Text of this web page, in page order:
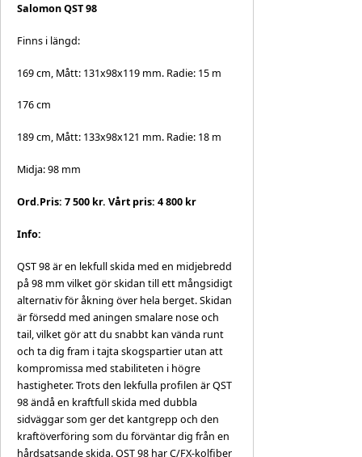
Salomon QST 98
Finns i längd:
169 cm, Mått: 131x98x119 mm. Radie: 15 m
176 cm
189 cm, Mått: 133x98x121 mm. Radie: 18 m
Midja: 98 mm
Ord.Pris: 7 500 kr. Vårt pris: 4 800 kr
Info:
QST 98 är en lekfull skida med en midjebredd
på 98 mm vilket gör skidan till ett mångsidigt
alternativ för åkning över hela berget. Skidan
är försedd med aningen smalare nose och
tail, vilket gör att du snabbt kan vända runt
och ta dig fram i tajta skogspartier utan att
kompromissa med stabiliteten i högre
hastigheter. Trots den lekfulla profilen är QST
98 ändå en kraftfull skida med dubbla
sidväggar som ger det kantgrepp och den
kraftöverföring som du förväntar dig från en
hårdsatsande skida. QST 98 har C/FX-kolfiber